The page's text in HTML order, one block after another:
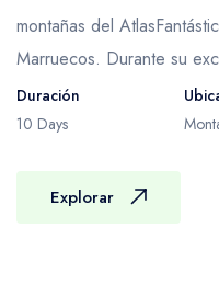
días solo se
almuerzo.
cuidan mucho
montañas del
Marruecos. Durante su
Duración
10 Days
Explorar